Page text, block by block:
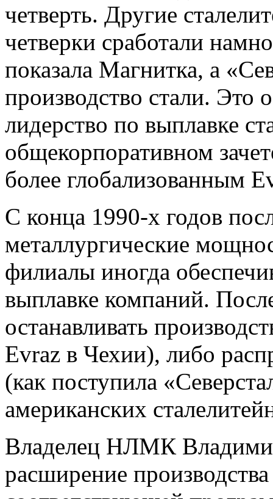
четверть. Другие
четверки сработали
показала Магнитка, а
производство стали.
лидерство по выплавке
общекорпоративном
более глобализованным
С конца 1990-х годов
металлургические
филиалы иногда
выплавке компаний.
останавливать
Evraz в Чехии), либо
(как поступила
американских
Владелец НЛМК
расширение